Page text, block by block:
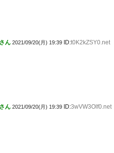
ん 2021/09/20(月) 19:39 ID:t0K2kZSY0.net
ん 2021/09/20(月) 19:39 ID:3wVW3Olf0.net